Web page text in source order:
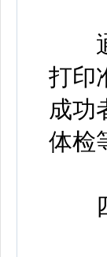
通
打印
成功
体检
四